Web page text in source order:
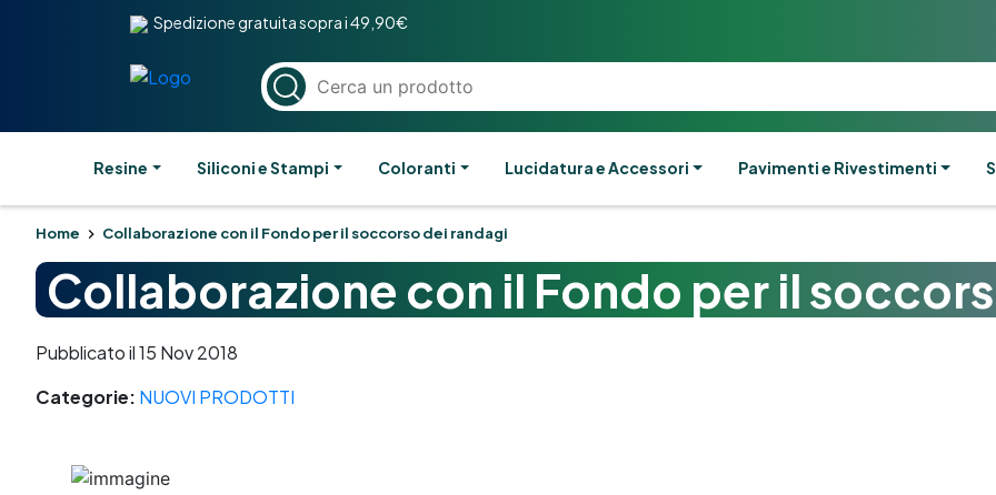
Spedizione gratuita sopra i 49,90€
Resine Siliconi e Stampi Coloranti Lucidatura e Accessori Pavimenti e Rivestimenti
Home Collaborazione con il Fondo per il soccorso dei randagi
Collaborazione con il Fondo per il
Pubblicato il 15 Nov 2018
Categorie: NUOVI PRODOTTI